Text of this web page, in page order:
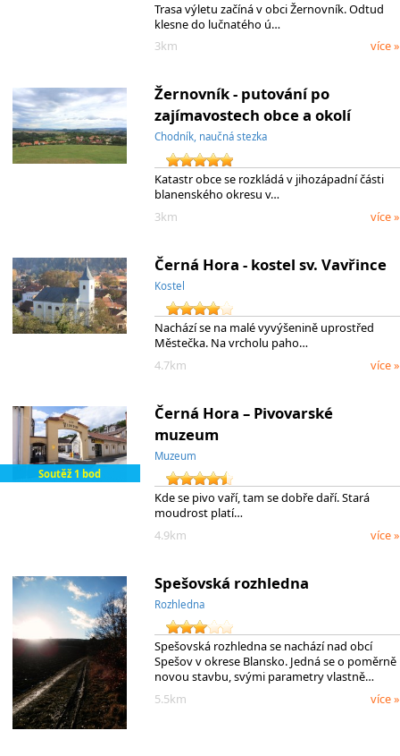
Trasa výletu začíná v obci Žernovník. Odtud
klesne do lučnatého ú…
3km
více »
Žernovník - putování po
zajímavostech obce a okolí
Chodník, naučná stezka
Katastr obce se rozkládá v jihozápadní části
blanenského okresu v…
3km
více »
Černá Hora - kostel sv. Vavřince
Kostel
Nachází se na malé vyvýšenině uprostřed
Městečka. Na vrcholu paho…
4.7km
více »
Soutěž 1 bod
Černá Hora – Pivovarské
muzeum
Muzeum
Kde se pivo vaří, tam se dobře daří. Stará
moudrost platí…
4.9km
více »
Spešovská rozhledna
Rozhledna
Spešovská rozhledna se nachází nad obcí
Spešov v okrese Blansko. Jedná se o poměrně
novou stavbu, svými parametry vlastně…
5.5km
více »